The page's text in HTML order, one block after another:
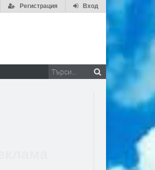
Вход
Регистрация